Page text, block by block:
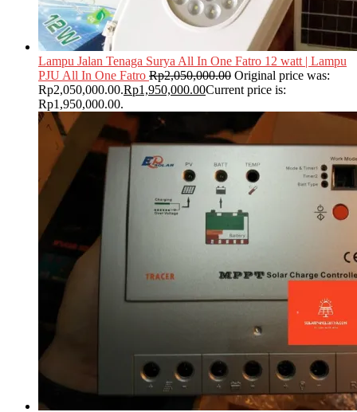
Lampu Jalan Tenaga Surya All In One Fatro 12 watt | Lampu
PJU All In One Fatro Rp2,050,000.00 Original price was:
Rp2,050,000.00.Rp1,950,000.00Current price is:
Rp1,950,000.00.